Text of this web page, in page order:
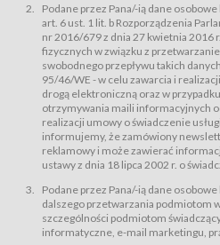
Sklep – sklep internetowy prowadzony
Regulamin – niniejszy regulamin.
§ 2
Postanowienia ogólne
Regulamin określa zasady:
świadczenia Usługobiorcom Usług
zastrzeżeniem usług, o których
zasady świadczenia precyzują
przetwarzania przez Usługodawcę
będących osobami fizycznymi.
świadczy Usługi drogą elektroniczną w
2002 r. o świadczeniu usług drogą
1204, z późń. zm.). Usługi świadczone są
usługę przeglądania i odczytywania
zamieszczanych w Serwisie,
Podane przez Pana/-ią dane
art. 6 ust. 1 lit. b Rozporządzenia
nr 2016/679 z dnia 27 kwietnia 2016
fizycznych w związku z
swobodnego przepływu takich
95/46/WE - w celu zawarcia i
drogą elektroniczną oraz w
otrzymywania maili informacyjnych
realizacji umowy o świadczenie
informujemy, że zamówiony
reklamowy i może zawierać
ustawy z dnia 18 lipca 2002 r. o
Podane przez Pana/-ią dane
dalszego przetwarzania podmiotom
szczególności podmiotom
informatyczne, e-mail marketingu,